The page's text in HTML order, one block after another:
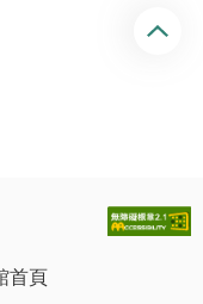
首頁
回
頂
端